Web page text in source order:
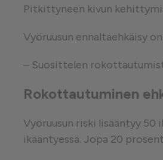
Pitkittyneen kivun
Vyöruusun ennaltaehkäisy
– Suosittelen
Rokottautuminen
Vyöruusun riski lisääntyy 50
ikääntyessä. Jopa 20